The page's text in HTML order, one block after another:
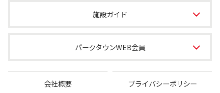
施設ガイド
パークタウンWEB会員
会社概要 プライバシーポリシー